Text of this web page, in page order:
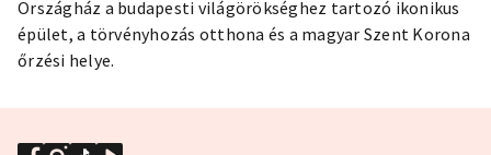
Országház a budapesti világörökséghez tartozó ikonikus
épület, a törvényhozás otthona és a magyar Szent Korona
őrzési helye.